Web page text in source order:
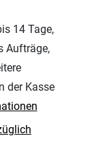
14 Tage,
Aufträge,
der Kasse